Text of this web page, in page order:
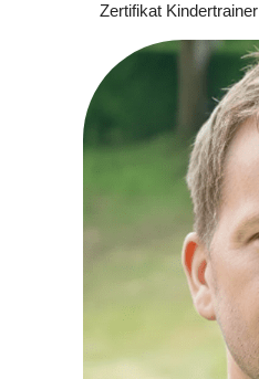
Zertifikat Kindertrainer